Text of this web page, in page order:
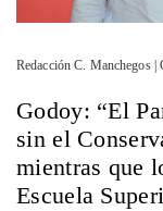
Redacción C. Manchegos |
Godoy: “El
sin el
mientras que
Escuela